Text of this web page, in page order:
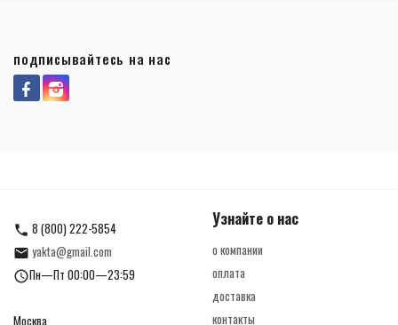
подписывайтесь на нас
8 (800) 222-5854
yakta@gmail.com
Пн—Пт 00:00—23:59
Москва,
Узнайте о нас
о компании
оплата
доставка
контакты